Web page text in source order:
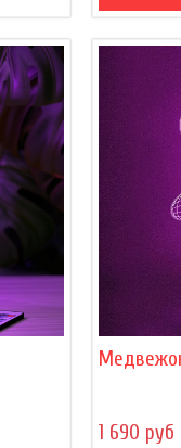
1 690 руб